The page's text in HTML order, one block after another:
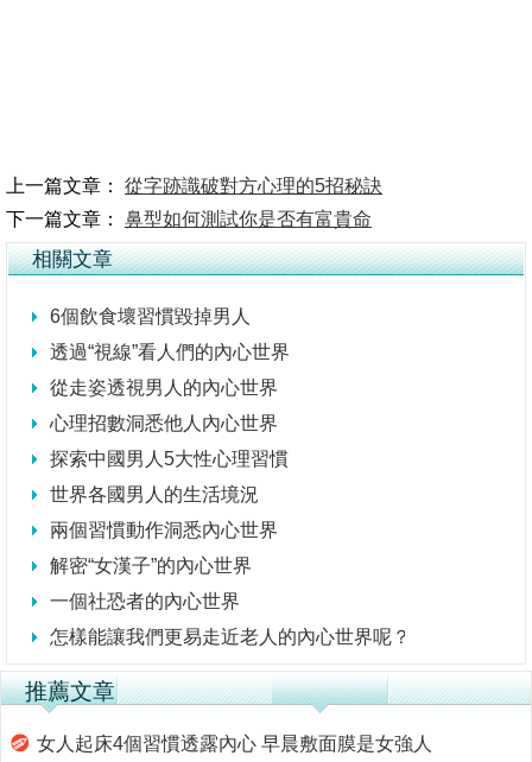
上一篇文章： 從字跡識破對方心理的5招秘訣
下一篇文章： 鼻型如何測試你是否有富貴命
相關文章
6個飲食壞習慣毀掉男人
透過“視線”看人們的內心世界
從走姿透視男人的內心世界
心理招數洞悉他人內心世界
探索中國男人5大性心理習慣
世界各國男人的生活境況
兩個習慣動作洞悉內心世界
解密“女漢子”的內心世界
一個社恐者的內心世界
怎樣能讓我們更易走近老人的內心世界呢？
推薦文章
女人起床4個習慣透露內心 早晨敷面膜是女強人